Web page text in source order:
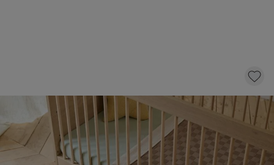
ONDERSCHUIFLADE VOOR MEEGROEIBED
«CHÊNE» | 70 X 140 CM
79, 95